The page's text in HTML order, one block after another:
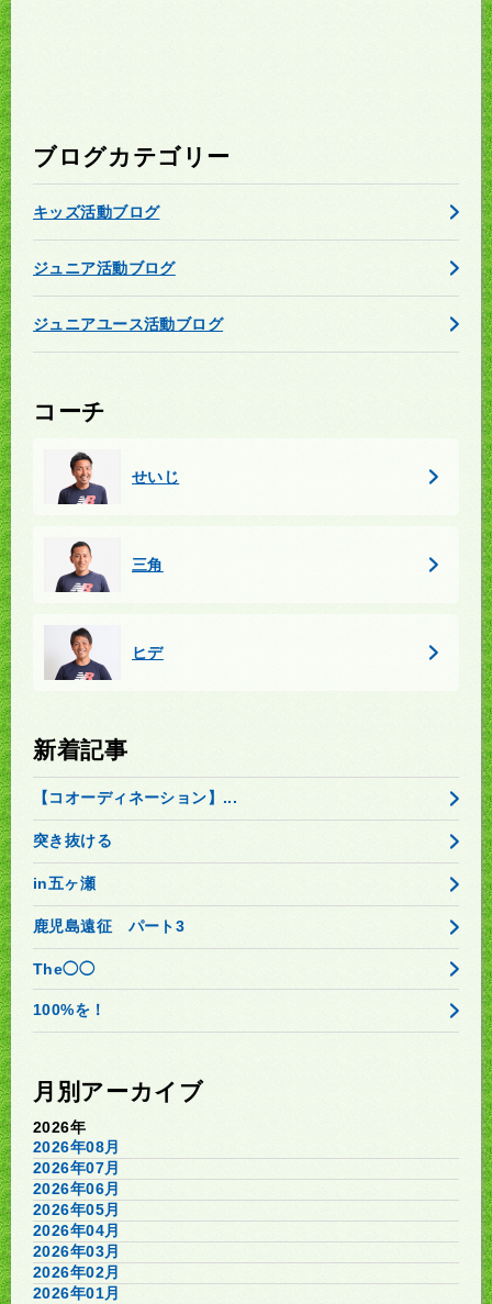
ブログカテゴリー
キッズ活動ブログ
ジュニア活動ブログ
ジュニアユース活動ブログ
コーチ
せいじ
三角
ヒデ
新着記事
【コオーディネーション】...
突き抜ける
in五ヶ瀬
鹿児島遠征 パート3
The◯◯
100%を！
月別アーカイブ
2026年
2026年08月
2026年07月
2026年06月
2026年05月
2026年04月
2026年03月
2026年02月
2026年01月